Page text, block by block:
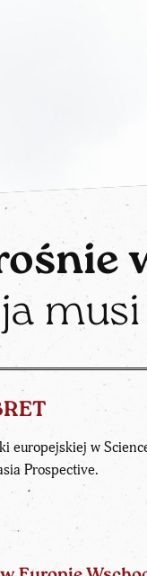
europejskiej w
Prospective.